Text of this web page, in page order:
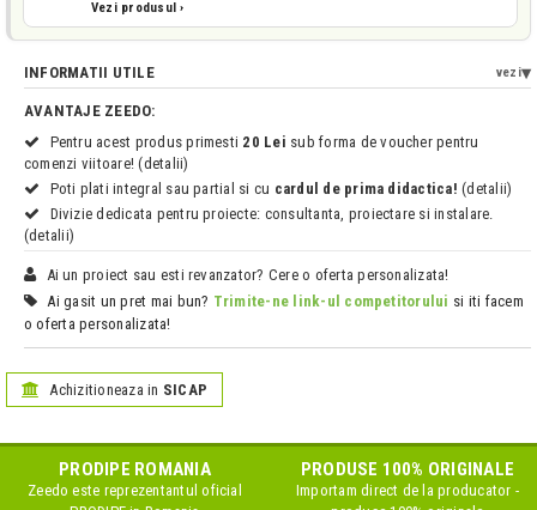
Vezi produsul ›
INFORMATII UTILE vezi
AVANTAJE ZEEDO:
Pentru acest produs primesti 20 Lei sub forma de voucher pentru
comenzi viitoare! (detalii)
Poti plati integral sau partial si cu cardul de prima didactica! (detalii)
Divizie dedicata pentru proiecte: consultanta, proiectare si instalare.
(detalii)
Ai un proiect sau esti revanzator? Cere o oferta personalizata!
Ai gasit un pret mai bun? Trimite-ne link-ul competitorului si iti facem
o oferta personalizata!
Achizitioneaza in SICAP
PRODIPE ROMANIA
Zeedo este reprezentantul oficial
PRODUSE 100% ORIGINALE
Importam direct de la producator -